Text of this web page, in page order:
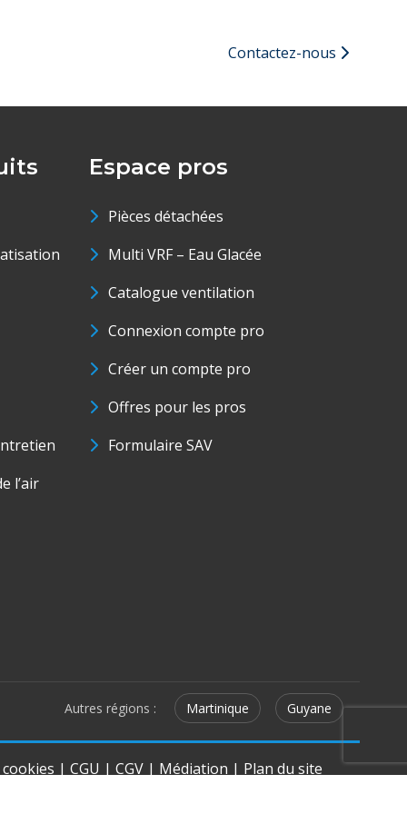
Contactez-nous
l’air
Espace pros
Pièces détachées
Multi VRF – Eau Glacée
Catalogue ventilation
Connexion compte pro
Créer un compte pro
Offres pour les pros
Formulaire SAV
Autres régions : Martinique Guyane
| CGU | CGV | Médiation | Plan du site